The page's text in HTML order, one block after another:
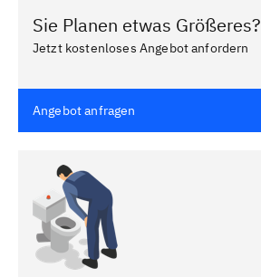
Sie Planen etwas Größeres?
Jetzt kostenloses Angebot anfordern
Angebot anfragen